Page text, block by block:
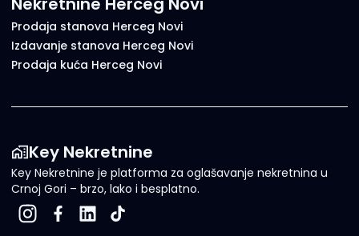
Prodaja stanova Herceg Novi
Izdavanje stanova Herceg Novi
Prodaja kuća Herceg Novi
Key Nekretnine
Key Nekretnine je platforma za oglašavanje nekretnina u
Crnoj Gori – brzo, lako i besplatno.